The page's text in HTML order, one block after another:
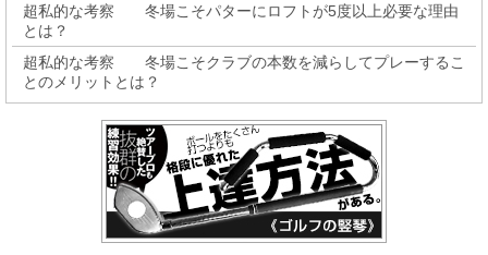
超私的な考察 冬場こそパターにロフトが5度以上必要な理由
とは？
超私的な考察 冬場こそクラブの本数を減らしてプレーするこ
とのメリットとは？